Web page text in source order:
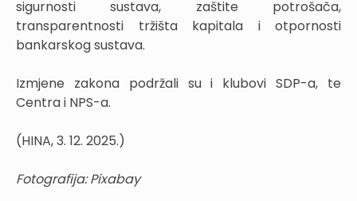
sigurnosti sustava, zaštite potrošača,
transparentnosti tržišta kapitala i otpornosti
bankarskog sustava.
Izmjene zakona podržali su i klubovi SDP-a, te
Centra i NPS-a.
(HINA, 3. 12. 2025.)
Fotografija: Pixabay